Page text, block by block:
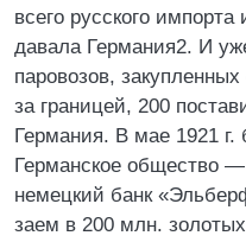
всего русского
давала Германия2. И
паровозов,
за границей, 200
Германия. В мае 1921 г.
Германское общество —
немецкий банк
заем в 200 млн.